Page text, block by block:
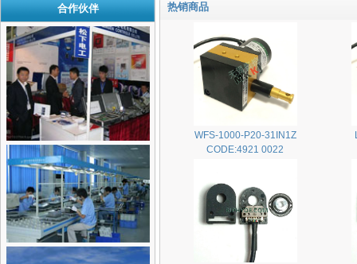
合作伙伴 热销商品
WFS-1000-P20-31IN1Z
CODE:4921 0022